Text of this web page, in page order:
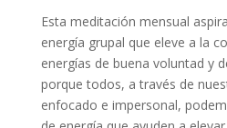
Esta meditación mensual
energía grupal que eleve a la
energías de buena voluntad y
porque todos, a través de
enfocado e impersonal,